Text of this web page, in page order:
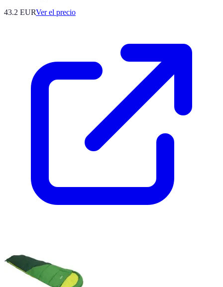
43.2 EURVer el precio